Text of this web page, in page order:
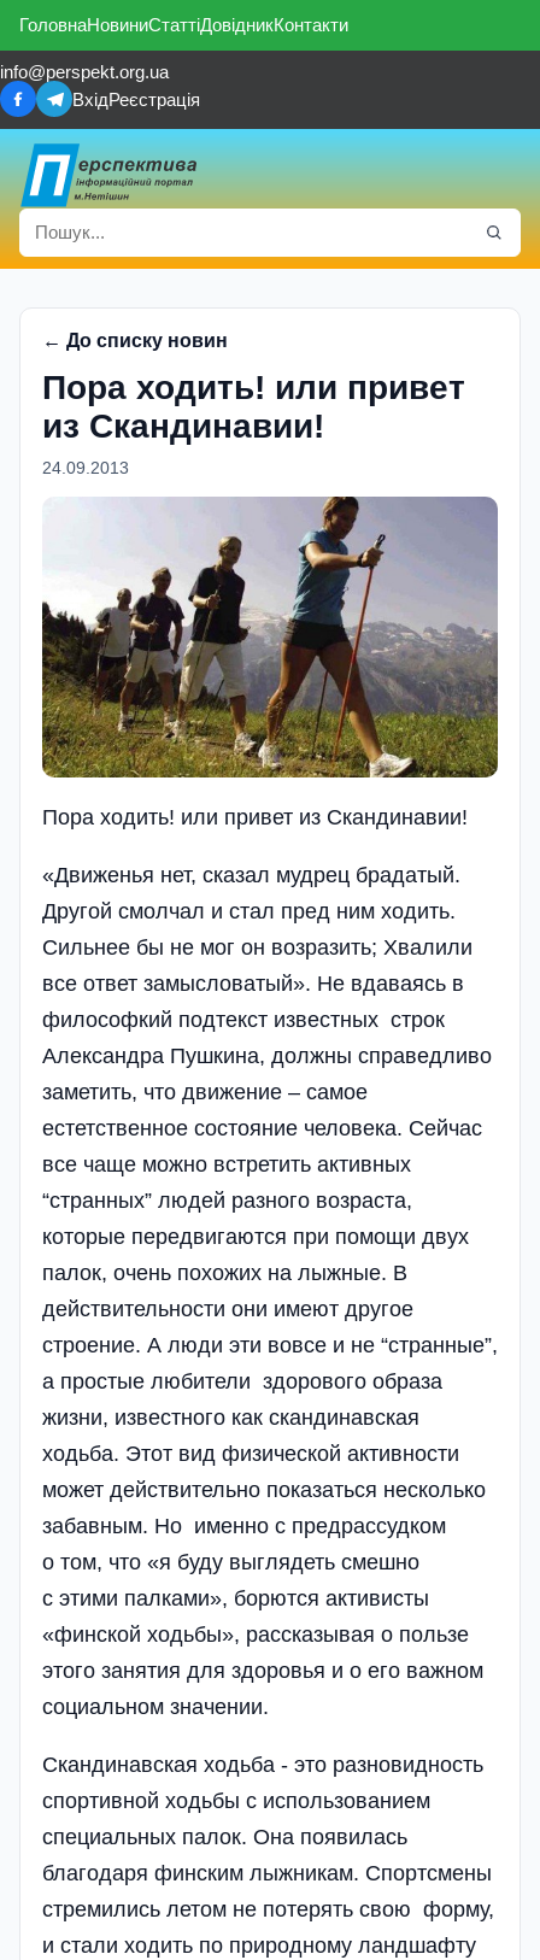
ГоловнаНовиниСтаттіДовідникКонтакти
info@perspekt.org.ua
ВхідРеєстрація
← До списку новин
Пора ходить! или привет
из Скандинавии!
24.09.2013
Пора ходить! или привет из Скандинавии!
«Движенья нет, сказал мудрец брадатый.
Другой смолчал и стал пред ним ходить.
Сильнее бы не мог он возразить; Хвалили
все ответ замысловатый». Не вдаваясь в
философкий подтекст известных строк
Александра Пушкина, должны справедливо
заметить, что движение – самое
естетственное состояние человека. Сейчас
все чаще можно встретить активных
“странных” людей разного возраста,
которые передвигаются при помощи двух
палок, очень похожих на лыжные. В
действительности они имеют другое
строение. А люди эти вовсе и не “странные”,
а простые любители здорового образа
жизни, известного как скандинав­ская
ходьба. Этот вид физической активности
может­ действительно показаться несколько
забавным. Но именно с предрассудком
о том, что «я буду выглядеть смешно
с этими палками», борются активисты
«финской ходьбы», рассказывая о пользе
этого занятия для здоровья и о его важном
социальном значении.
Скандинавская ходьба - это разновидность
спортивной ходьбы с использованием
специальных палок. Она появилась
благодаря финским лыжникам. Спортсмены
стремились летом не потерять свою форму,
и стали ходить по природному ландшафту